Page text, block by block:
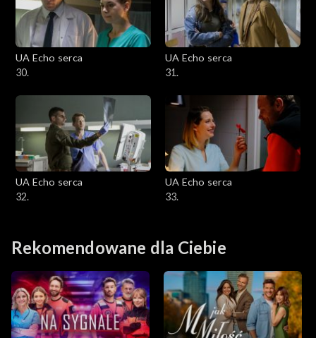
UA Echo serca
30.
UA Echo serca
31.
UA Echo serca
32.
UA Echo serca
33.
Rekomendowane dla Ciebie